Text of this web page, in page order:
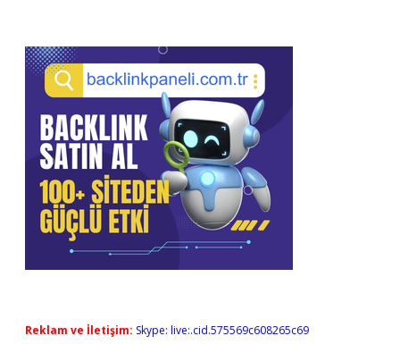
Reklam ve İletişim: Skype: live:.cid.575569c608265c69